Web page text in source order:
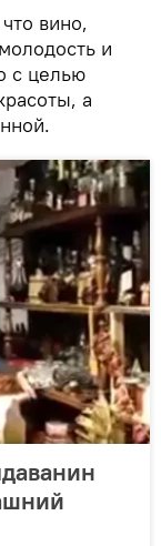
вино,
и
с целью
а